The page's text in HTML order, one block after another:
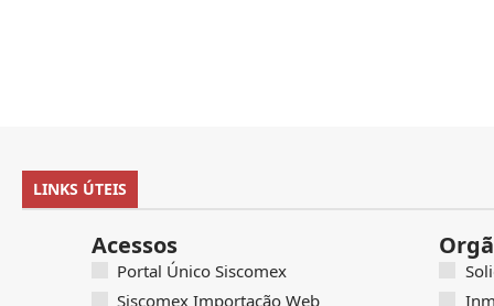
LINKS ÚTEIS
Acessos
Portal Único Siscomex
Siscomex Importação Web